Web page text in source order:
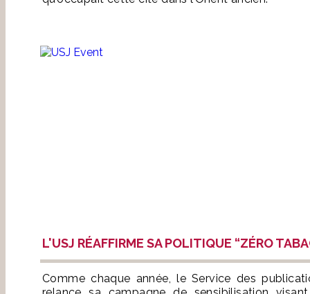
L'USJ RÉAFFIRME SA POLITIQUE “ZÉRO
Comme chaque année, le Service des